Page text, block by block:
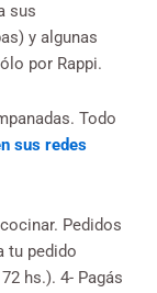
sus
y algunas
por Rappi.
Todo
sus redes
Pedidos
tu pedido
hs.). 4- Pagás